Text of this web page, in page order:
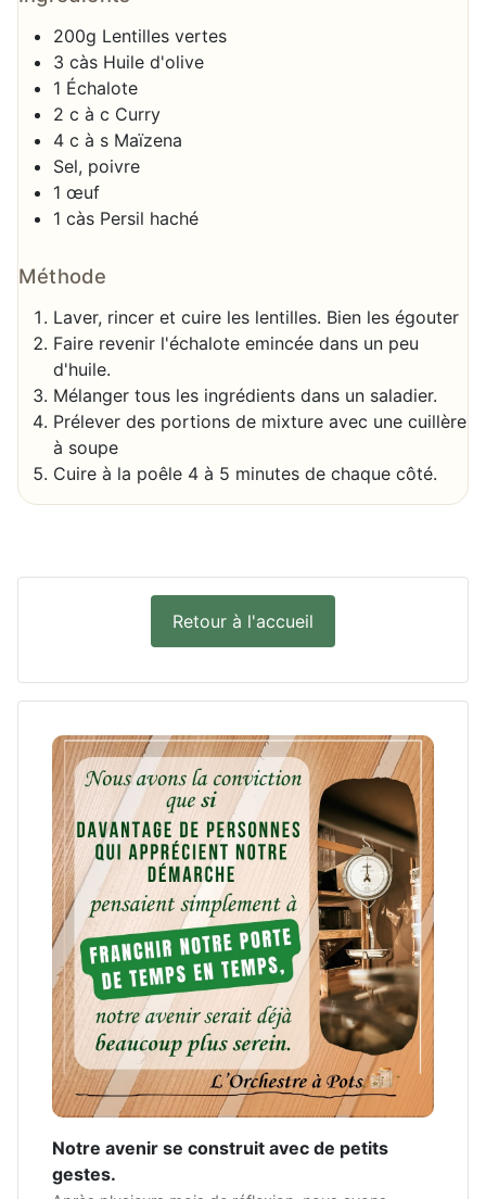
200g Lentilles vertes
3 càs Huile d'olive
1 Échalote
2 c à c Curry
4 c à s Maïzena
Sel, poivre
1 œuf
1 càs Persil haché
Méthode
Laver, rincer et cuire les lentilles. Bien les égouter
Faire revenir l'échalote emincée dans un peu
d'huile.
Mélanger tous les ingrédients dans un saladier.
Prélever des portions de mixture avec une cuillère
à soupe
Cuire à la poêle 4 à 5 minutes de chaque côté.
Retour à l'accueil
Notre avenir se construit avec de petits
gestes.